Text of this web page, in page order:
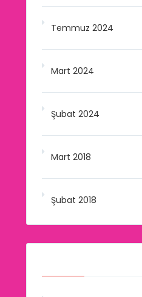
Temmuz 2024
Mart 2024
Şubat 2024
Mart 2018
Şubat 2018